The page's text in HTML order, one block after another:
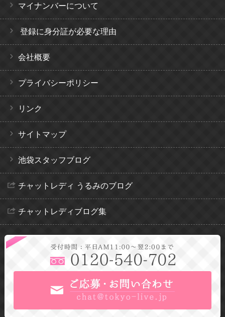
マイナンバーについて
登録に身分証が必要な理由
会社概要
プライバシーポリシー
リンク
サイトマップ
池袋スタッフブログ
チャットレディ うるみのブログ
チャットレディブログ集